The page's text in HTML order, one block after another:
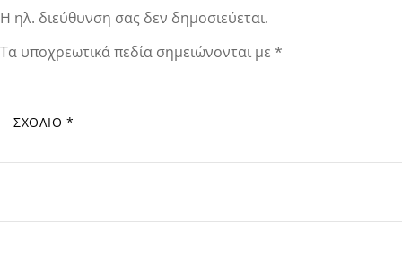
Η ηλ. διεύθυνση σας δεν δημοσιεύεται.
Τα υποχρεωτικά πεδία σημειώνονται με *
ΣΧΌΛΙΟ *